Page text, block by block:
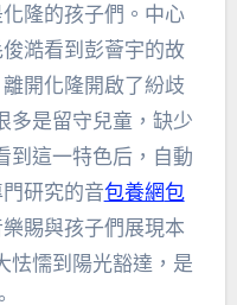
隆的孩子們。中心
澔看到彭薈宇的故
開化隆開啟了紛歧
多是留守兒童，缺少
到這一特色后，自動
研究的音包養網包
賜與孩子們展現本
怯懦到陽光豁達，是